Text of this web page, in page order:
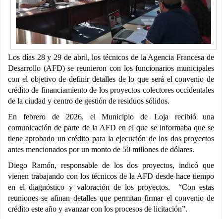
Los días 28 y 29 de abril, los técnicos de la Agencia Francesa de
Desarrollo (AFD) se reunieron con los funcionarios municipales
con el objetivo de definir detalles de lo que será el convenio de
crédito de financiamiento de los proyectos colectores occidentales
de la ciudad y centro de gestión de residuos sólidos.
En febrero de 2026, el Municipio de Loja recibió una
comunicación de parte de la AFD en el que se informaba que se
tiene aprobado un crédito para la ejecución de los dos proyectos
antes mencionados por un monto de 50 millones de dólares.
Diego Ramón, responsable de los dos proyectos, indicó que
vienen trabajando con los técnicos de la AFD desde hace tiempo
en el diagnóstico y valoración de los proyectos. “Con estas
reuniones se afinan detalles que permitan firmar el convenio de
crédito este año y avanzar con los procesos de licitación”.